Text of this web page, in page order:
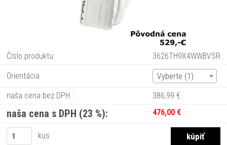
Číslo produktu: 3626TH9X4WWBVSR
Orientácia
Vyberte (1)
naša cena bez DPH :
386,99 €
naša cena s DPH (23 %): 476,00 €
kus